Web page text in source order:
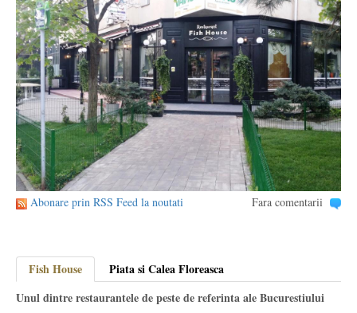
Abonare prin RSS Feed la noutati Fara comentarii
Fish House
Piata si Calea Floreasca
Unul dintre restaurantele de peste de referinta ale Bucurestiului